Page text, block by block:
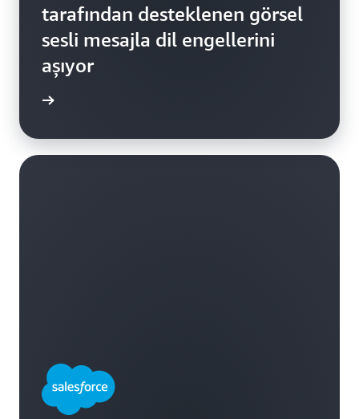
tarafından desteklenen görsel
sesli mesajla dil engellerini
aşıyor